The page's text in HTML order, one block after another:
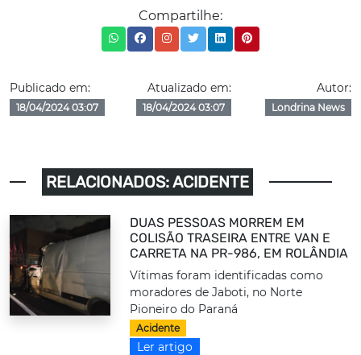
Compartilhe:
Publicado em:
18/04/2024 03:07
Atualizado em:
18/04/2024 03:07
Autor:
Londrina News
RELACIONADOS: ACIDENTE
DUAS PESSOAS MORREM EM
COLISÃO TRASEIRA ENTRE VAN E
CARRETA NA PR-986, EM ROLÂNDIA
Vítimas foram identificadas como
moradores de Jaboti, no Norte
Pioneiro do Paraná
Acidente
Ler artigo